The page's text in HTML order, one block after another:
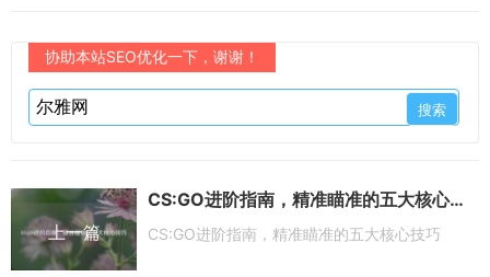
协助本站SEO优化一下，谢谢！
上一篇
CS:GO进阶指南，精准瞄准的五大核心技巧
CS:GO进阶指南，精准瞄准的五大核心技巧